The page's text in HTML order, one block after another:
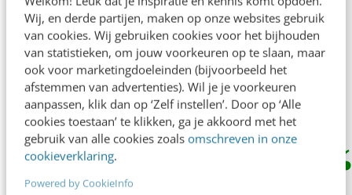
Wij, en derde partijen, maken op onze websites gebruik
van cookies. Wij gebruiken cookies voor het bijhouden
van statistieken, om jouw voorkeuren op te slaan, maar
ook voor marketingdoeleinden (bijvoorbeeld het
afstemmen van advertenties). Wil je je voorkeuren
aanpassen, klik dan op ‘Zelf instellen’. Door op ‘Alle
cookies toestaan’ te klikken, ga je akkoord met het
gebruik van alle cookies zoals omschreven in onze
cookieverklaring.
Powered by CookieInfo
you can now rearrange content on your
main profile grid, which is perfect for
highlighting your best work or making
your profile feel more like you.
Dit doe je door naar je profiel te gaan, een van